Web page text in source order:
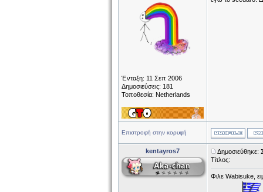
Ένταξη: 11 Σεπ 2006
Δημοσιεύσεις: 181
Τοποθεσία: Netherlands
Επιστροφή στην κορυφή
kentayros7
Δημοσιεύθηκε:
Τίτλος:
Φιλε Wabisuke,